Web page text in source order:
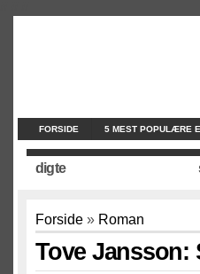
FORSIDE 5 MEST POPULÆRE
digte
Forside » Roman
Tove Jansson: